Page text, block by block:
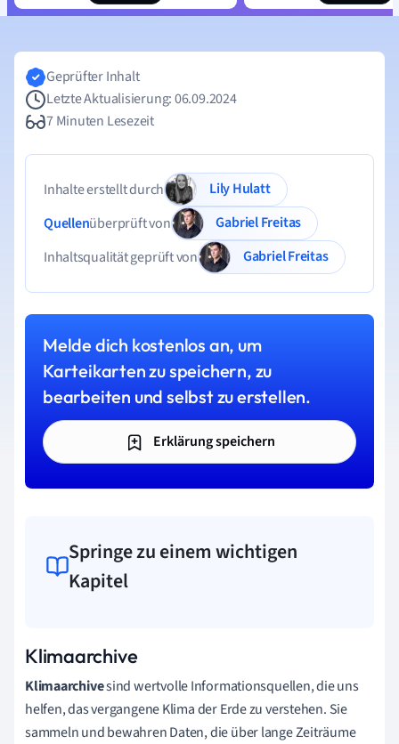
Geprüfter Inhalt
Letzte Aktualisierung: 06.09.2024
7 Minuten Lesezeit
Inhalte erstellt durch
Lily Hulatt
Quellenüberprüft von
Gabriel Freitas
Inhaltsqualität geprüft von
Gabriel Freitas
Melde dich kostenlos an, um
Karteikarten zu speichern, zu
bearbeiten und selbst zu erstellen.
Erklärung speichern
Springe zu einem wichtigen
Kapitel
Klimaarchive
Klimaarchivesind wertvolle Informationsquellen, die uns
helfen, das vergangene Klima der Erde zu verstehen. Sie
sammeln und bewahren Daten, die über lange Zeiträume